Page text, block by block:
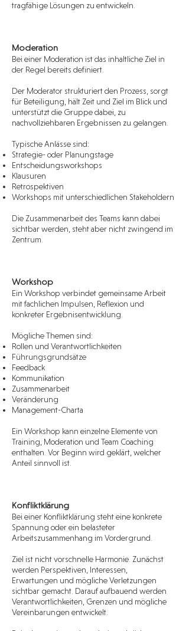
tragfähige Lösungen zu entwickeln.
Moderation
Bei einer Moderation ist das inhaltliche Ziel in
der Regel bereits definiert.
Der Moderator strukturiert den Prozess, sorgt
für Beteiligung, hält Zeit und Ziel im Blick und
unterstützt die Gruppe dabei, zu
nachvollziehbaren Ergebnissen zu gelangen.
Typische Anlässe sind:
Strategie- oder Planungstage
Entscheidungsworkshops
Klausuren
Retrospektiven
Workshops mit unterschiedlichen Stakeholdern
Die Zusammenarbeit des Teams kann dabei
sichtbar werden, steht aber nicht zwingend im
Zentrum.
Workshop
Ein Workshop verbindet gemeinsame Arbeit
mit fachlichen Impulsen, Reflexion und
konkreter Ergebnisentwicklung.
Mögliche Themen sind:
Rollen und Verantwortlichkeiten
Führungsgrundsätze
Feedback
Kommunikation
Zusammenarbeit
Veränderung
Management-Charta
Ein Workshop kann einzelne Elemente von
Training, Moderation und Team Coaching
enthalten. Vor Beginn wird geklärt, welcher
Anteil sinnvoll ist.
Konfliktklärung
Bei einer Konfliktklärung steht eine konkrete
Spannung oder ein belasteter
Arbeitszusammenhang im Vordergrund.
Ziel ist nicht vorschnelle Harmonie. Zunächst
werden Perspektiven, Interessen,
Erwartungen und mögliche Verletzungen
sichtbar gemacht. Darauf aufbauend werden
Verantwortlichkeiten, Grenzen und mögliche
Vereinbarungen entwickelt.